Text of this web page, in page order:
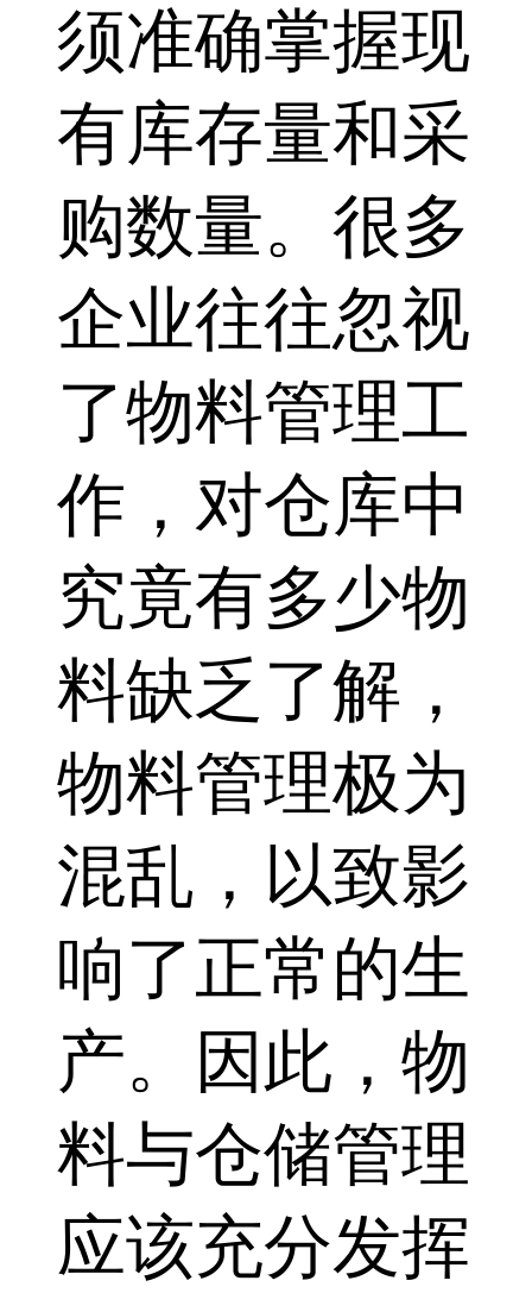
须准确掌握现
有库存量和采
购数量。很多
企业往往忽视
了物料管理工
作，对仓库中
究竟有多少物
料缺乏了解，
物料管理极为
混乱，以致影
响了正常的生
产。因此，物
料与仓储管理
应该充分发挥